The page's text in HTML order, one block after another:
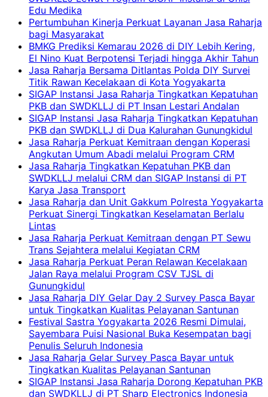
Edu Medika
Pertumbuhan Kinerja Perkuat Layanan Jasa Raharja
bagi Masyarakat
BMKG Prediksi Kemarau 2026 di DIY Lebih Kering,
El Nino Kuat Berpotensi Terjadi hingga Akhir Tahun
Jasa Raharja Bersama Ditlantas Polda DIY Survei
Titik Rawan Kecelakaan di Kota Yogyakarta
SIGAP Instansi Jasa Raharja Tingkatkan Kepatuhan
PKB dan SWDKLLJ di PT Insan Lestari Andalan
SIGAP Instansi Jasa Raharja Tingkatkan Kepatuhan
PKB dan SWDKLLJ di Dua Kalurahan Gunungkidul
Jasa Raharja Perkuat Kemitraan dengan Koperasi
Angkutan Umum Abadi melalui Program CRM
Jasa Raharja Tingkatkan Kepatuhan PKB dan
SWDKLLJ melalui CRM dan SIGAP Instansi di PT
Karya Jasa Transport
Jasa Raharja dan Unit Gakkum Polresta Yogyakarta
Perkuat Sinergi Tingkatkan Keselamatan Berlalu
Lintas
Jasa Raharja Perkuat Kemitraan dengan PT Sewu
Trans Sejahtera melalui Kegiatan CRM
Jasa Raharja Perkuat Peran Relawan Kecelakaan
Jalan Raya melalui Program CSV TJSL di
Gunungkidul
Jasa Raharja DIY Gelar Day 2 Survey Pasca Bayar
untuk Tingkatkan Kualitas Pelayanan Santunan
Festival Sastra Yogyakarta 2026 Resmi Dimulai,
Sayembara Puisi Nasional Buka Kesempatan bagi
Penulis Seluruh Indonesia
Jasa Raharja Gelar Survey Pasca Bayar untuk
Tingkatkan Kualitas Pelayanan Santunan
SIGAP Instansi Jasa Raharja Dorong Kepatuhan PKB
dan SWDKLLJ di PT Sharp Electronics Indonesia